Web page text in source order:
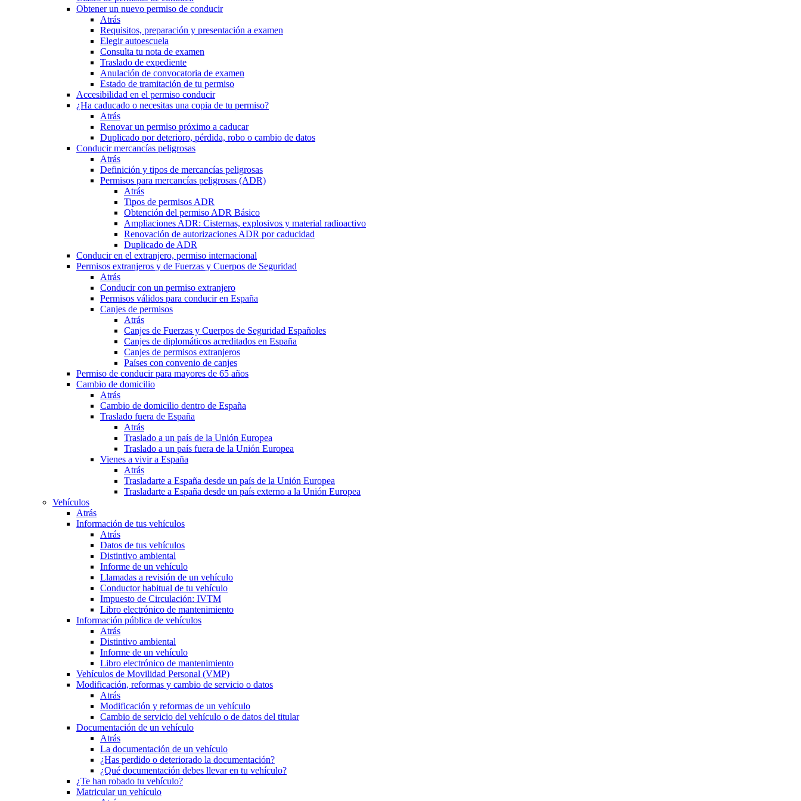
Obtener un nuevo permiso de conducir
Atrás
Requisitos, preparación y presentación a examen
Elegir autoescuela
Consulta tu nota de examen
Traslado de expediente
Anulación de convocatoria de examen
Estado de tramitación de tu permiso
Accesibilidad en el permiso conducir
¿Ha caducado o necesitas una copia de tu permiso?
Atrás
Renovar un permiso próximo a caducar
Duplicado por deterioro, pérdida, robo o cambio de datos
Conducir mercancías peligrosas
Atrás
Definición y tipos de mercancías peligrosas
Permisos para mercancías peligrosas (ADR)
Atrás
Tipos de permisos ADR
Obtención del permiso ADR Básico
Ampliaciones ADR: Cisternas, explosivos y material radioactivo
Renovación de autorizaciones ADR por caducidad
Duplicado de ADR
Conducir en el extranjero, permiso internacional
Permisos extranjeros y de Fuerzas y Cuerpos de Seguridad
Atrás
Conducir con un permiso extranjero
Permisos válidos para conducir en España
Canjes de permisos
Atrás
Canjes de Fuerzas y Cuerpos de Seguridad Españoles
Canjes de diplomáticos acreditados en España
Canjes de permisos extranjeros
Países con convenio de canjes
Permiso de conducir para mayores de 65 años
Cambio de domicilio
Atrás
Cambio de domicilio dentro de España
Traslado fuera de España
Atrás
Traslado a un país de la Unión Europea
Traslado a un país fuera de la Unión Europea
Vienes a vivir a España
Atrás
Trasladarte a España desde un país de la Unión Europea
Trasladarte a España desde un país externo a la Unión Europea
Vehículos
Atrás
Información de tus vehículos
Atrás
Datos de tus vehículos
Distintivo ambiental
Informe de un vehículo
Llamadas a revisión de un vehículo
Conductor habitual de tu vehículo
Impuesto de Circulación: IVTM
Libro electrónico de mantenimiento
Información pública de vehículos
Atrás
Distintivo ambiental
Informe de un vehículo
Libro electrónico de mantenimiento
Vehículos de Movilidad Personal (VMP)
Modificación, reformas y cambio de servicio o datos
Atrás
Modificación y reformas de un vehículo
Cambio de servicio del vehículo o de datos del titular
Documentación de un vehículo
Atrás
La documentación de un vehículo
¿Has perdido o deteriorado la documentación?
¿Qué documentación debes llevar en tu vehículo?
¿Te han robado tu vehículo?
Matricular un vehículo